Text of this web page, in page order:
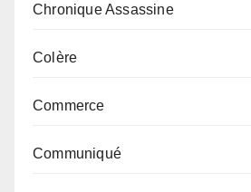
Chronique Assassine
Colère
Commerce
Communiqué